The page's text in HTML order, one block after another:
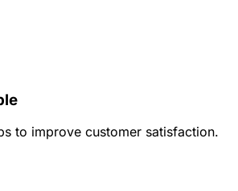
to improve customer satisfaction.